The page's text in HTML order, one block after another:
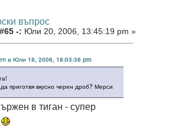
въпрос
-: Юли 20, 2006, 13:45:19 pm »
в Юли 18, 2006, 18:03:36 pm
приготвя вкусно черен дроб? Мерси
в тиган - супер